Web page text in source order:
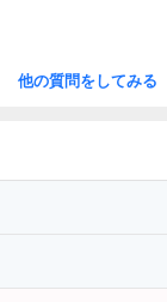
他の質問をしてみる